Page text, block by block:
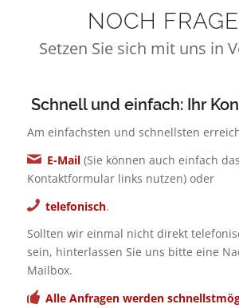
NOCH
Setzen Sie sich mit uns in
Schnell und einfach: Ihr
Am einfachsten und schnellsten
E-Mail(Sie können auch einfach das
Kontaktformular links nutzen) oder
telefonisch.
Sollten wir einmal nicht direkt
sein, hinterlassen Sie uns bitte eine
Mailbox.
Alle Anfragen werden